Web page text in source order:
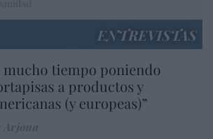
ENTREVISTAS
mucho tiempo poniendo
a productos y
(y europeas)”